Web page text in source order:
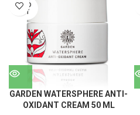
SOLD
OUT
GARDEN WATERSPHERE ANTI-
OXIDANT CREAM 50 ML